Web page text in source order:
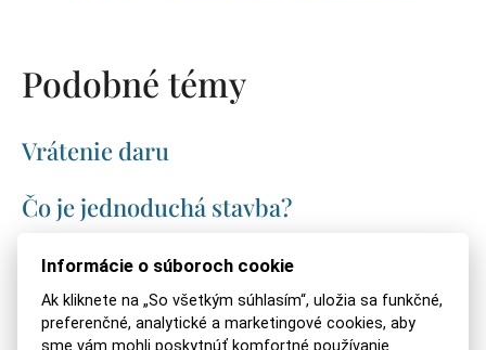
Podobné témy
Vrátenie daru
Čo je jednoduchá stavba?
Ako zistiť ťarchu na nehnuteľnosť?
Kedy sa platí daň za nehnuteľnosť?
Informácie o súboroch cookie
Ak kliknete na „So všetkým súhlasím“, uložia sa funkčné,
preferenčné, analytické a marketingové cookies, aby
sme vám mohli poskytnúť komfortné používanie